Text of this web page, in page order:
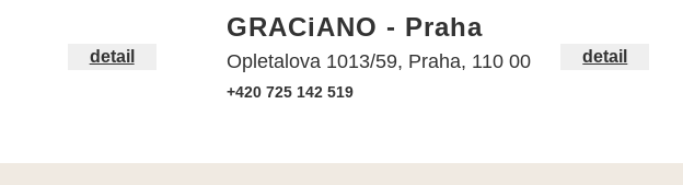
detail
GRACiANO - Praha
Opletalova 1013/59, Praha, 110 00
+420 725 142 519
detail